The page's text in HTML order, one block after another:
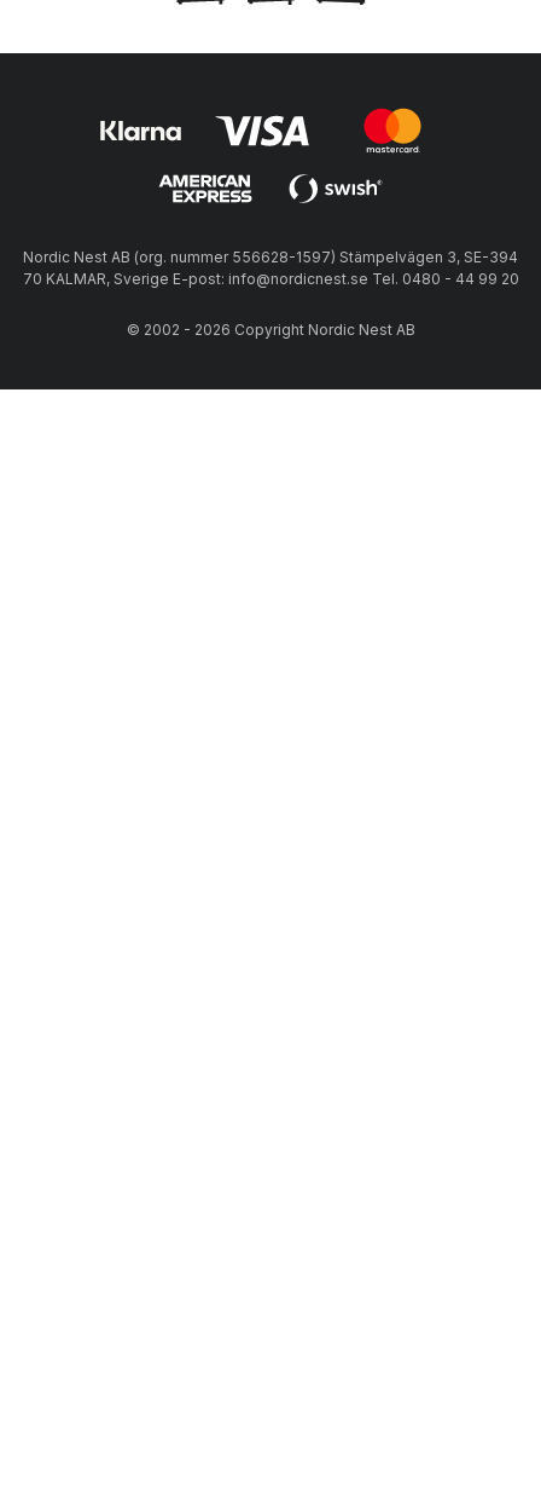
Nordic Nest AB (org. nummer 556628-1597) Stämpelvägen 3, SE-394
70 KALMAR, Sverige E-post: info@nordicnest.se Tel. 0480 - 44 99 20
© 2002 - 2026 Copyright Nordic Nest AB